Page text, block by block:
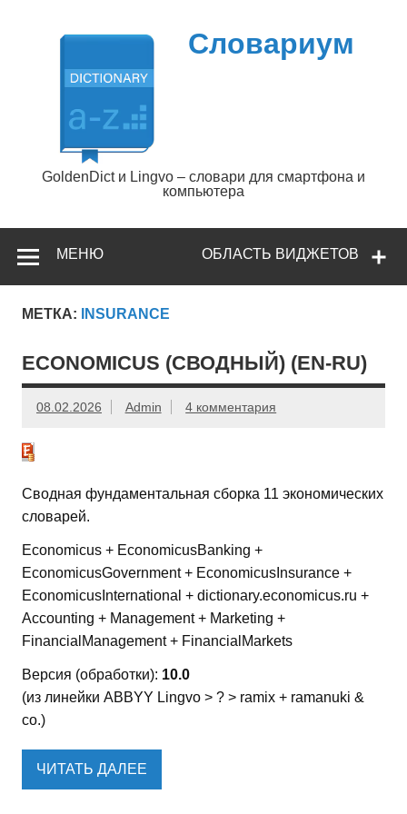
содержимому
Словариум
GoldenDict и Lingvo – словари для смартфона и
компьютера
ОБЛАСТЬ ВИДЖЕТОВ
МЕНЮ
МЕТКА: INSURANCE
ECONOMICUS (СВОДНЫЙ) (EN-RU)
08.02.2026 Admin 4 комментария
Сводная фундаментальная сборка 11 экономических
словарей.
Economicus + EconomicusBanking +
EconomicusGovernment + EconomicusInsurance +
EconomicusInternational + dictionary.economicus.ru +
Accounting + Management + Marketing +
FinancialManagement + FinancialMarkets
Версия (обработки): 10.0
(из линейки ABBYY Lingvo > ? > ramix + ramanuki &
co.)
ЧИТАТЬ ДАЛЕЕ